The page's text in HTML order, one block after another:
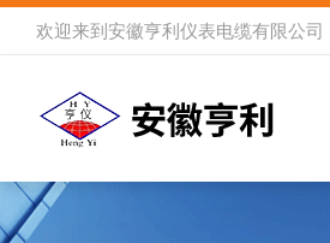
欢迎来到 安徽亨利仪表电缆有限公司